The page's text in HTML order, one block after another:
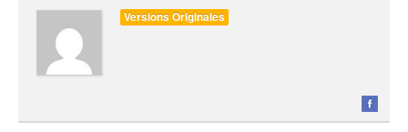
Versions Originales